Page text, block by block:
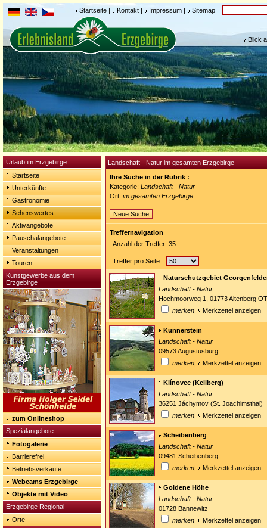
Startseite | Kontakt | Impressum | Sitemap
Blick
Urlaub im Erzgebirge
Startseite
Unterkünfte
Gastronomie
Sehenswertes
Aktivangebote
Pauschalangebote
Veranstaltungen
Touren
Kunstgewerbe aus dem
Erzgebirge
zum Onlineshop
Spezialangebote
Fotogalerie
Barrierefrei
Betriebsverkäufe
Webcams Erzgebirge
Objekte mit Video
Erzgebirge Regional
Orte
Landschaft - Natur im gesamten Erzgebirge
Ihre Suche in der Rubrik :
Kategorie: Landschaft - Natur
Ort: im gesamten Erzgebirge
Neue Suche
Treffernavigation
Anzahl der Treffer: 35
Treffer pro Seite:
Naturschutzgebiet
Landschaft - Natur
Hochmoorweg 1, 01773 Altenberg
merken| Merkzettel anzeigen
Kunnerstein
Landschaft - Natur
09573 Augustusburg
merken| Merkzettel anzeigen
Klínovec (Keilberg)
Landschaft - Natur
36251 Jáchymov (St. Joachimsthal)
merken| Merkzettel anzeigen
Scheibenberg
Landschaft - Natur
09481 Scheibenberg
merken| Merkzettel anzeigen
Goldene Höhe
Landschaft - Natur
01728 Bannewitz
merken| Merkzettel anzeigen